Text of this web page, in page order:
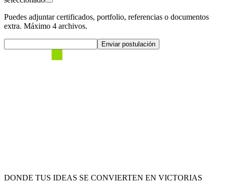
Puedes adjuntar certificados, portfolio, referencias o documentos
extra. Máximo 4 archivos.
Enviar postulación
DONDE TUS IDEAS SE CONVIERTEN EN VICTORIAS